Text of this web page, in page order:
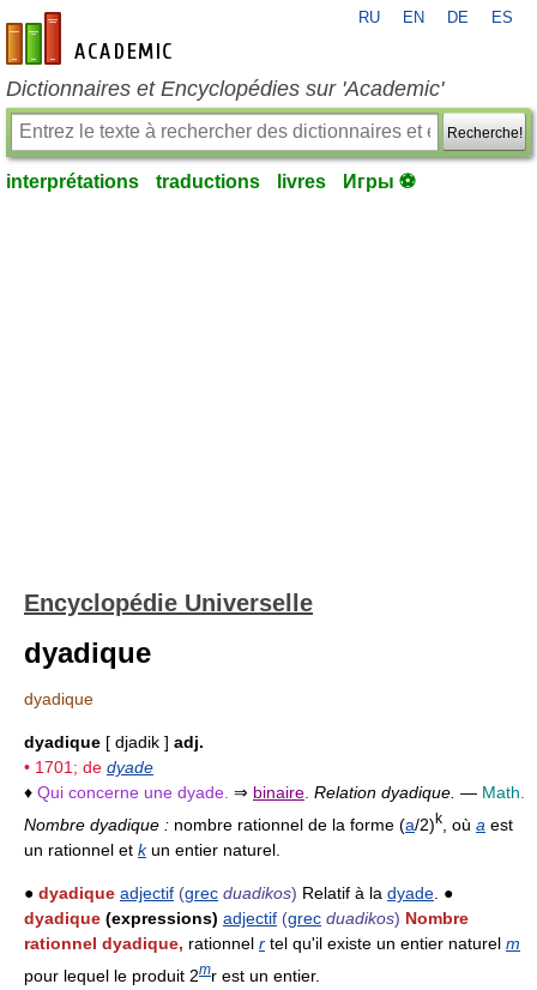
fr-academic.com
RU EN DE ES
Dictionnaires et Encyclopédies sur 'Academic'
Recherche!
interprétations traductions livres Игры ⚽
Encyclopédie Universelle
dyadique
dyadique
dyadique [ djadik ] adj.
• 1701; de dyade
♦ Qui concerne une dyade. ⇒ binaire Relation dyadique. — Math.
Nombre dyadique : nombre rationnel de la forme (a/2)k , où a est
un rationnel et kun entier naturel.
● dyadique adjectif (grec duadikos) Relatif à la dyade . ●
dyadique (expressions) adjectif (grec duadikos) Nombre
rationnel dyadique, rationnel r tel qu'il existe un entier naturel m
pour lequel le produit 2mr est un entier.